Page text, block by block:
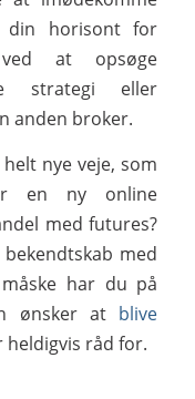
din horisont for
ved at opsøge
strategi eller
anden broker.
nye veje, som
en ny online
med futures?
med
har du på
ønsker at blive
heldigvis råd for.